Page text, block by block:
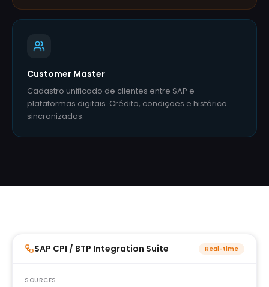
Customer Master
Cadastro unificado de clientes entre SAP e
plataformas digitais. Crédito, condições e histórico
sincronizados.
SAP CPI / BTP Integration Suite Real-time
SOURCES